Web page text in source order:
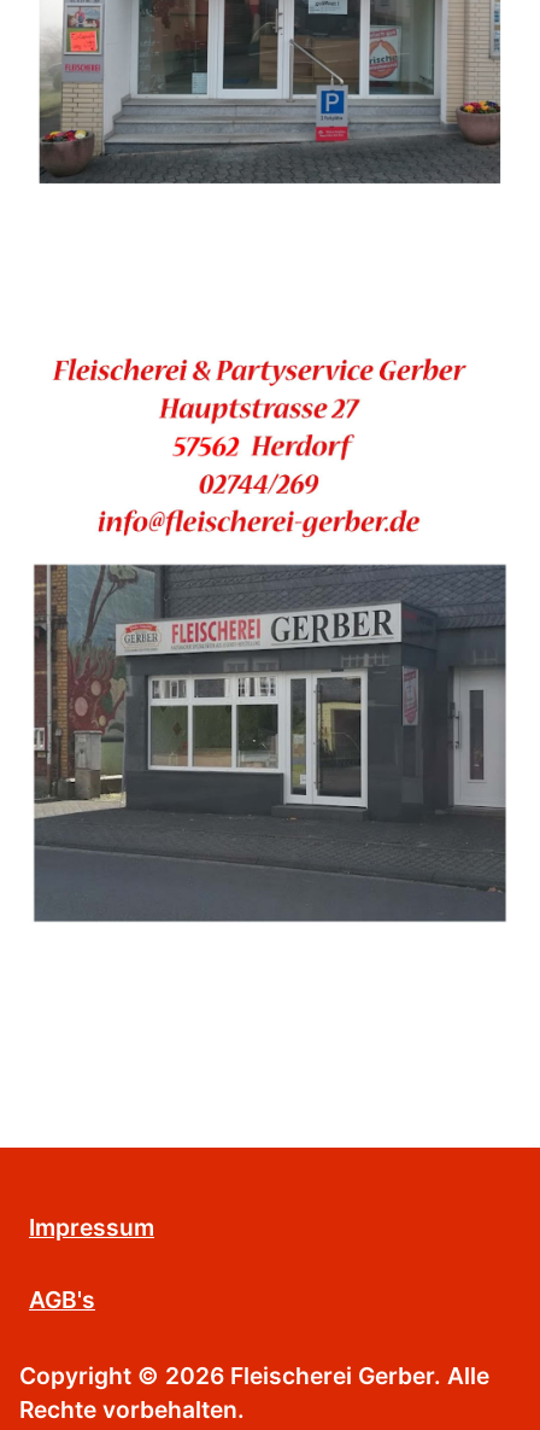
Impressum
AGB's
Copyright © 2026 Fleischerei Gerber. Alle
Rechte vorbehalten.